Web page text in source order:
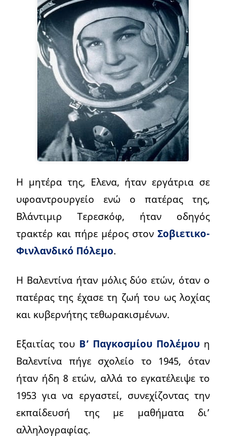
Η μητέρα της, Ελενα, ήταν εργάτρια σε
υφοαντρουργείο ενώ ο πατέρας της,
Βλάντιμιρ Τερεσκόφ, ήταν οδηγός
τρακτέρ και πήρε μέρος στον Σοβιετικο-
Φινλανδικό Πόλεμο.
Η Βαλεντίνα ήταν μόλις δύο ετών, όταν ο
πατέρας της έχασε τη ζωή του ως λοχίας
και κυβερνήτης τεθωρακισμένων.
Εξαιτίας του Β’ Παγκοσμίου Πολέμου η
Βαλεντίνα πήγε σχολείο το 1945, όταν
ήταν ήδη 8 ετών, αλλά το εγκατέλειψε το
1953 για να εργαστεί, συνεχίζοντας την
εκπαίδευσή της με μαθήματα δι’
αλληλογραφίας.